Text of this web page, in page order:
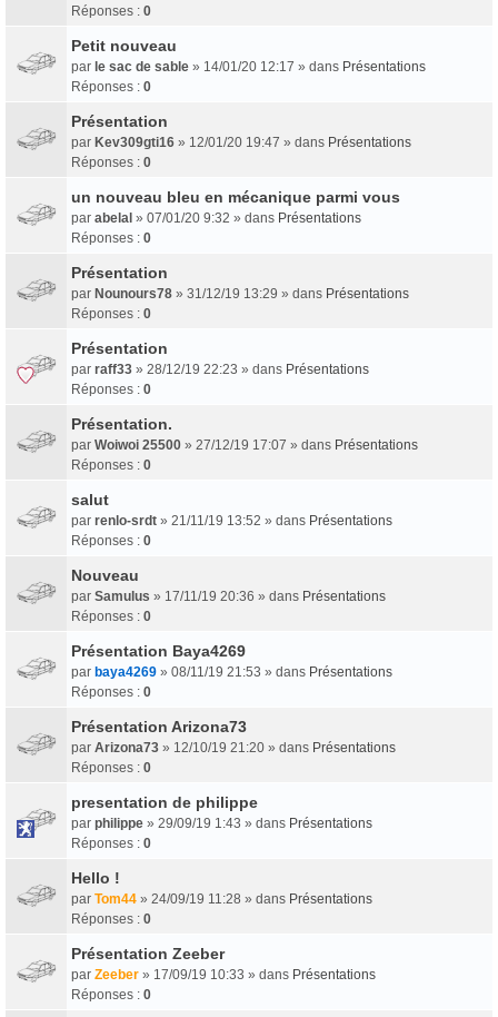
Réponses : 0
Petit nouveau
par le sac de sable » 14/01/20 12:17 » dans Présentations
Réponses : 0
Présentation
par Kev309gti16 » 12/01/20 19:47 » dans Présentations
Réponses : 0
un nouveau bleu en mécanique parmi vous
par abelal » 07/01/20 9:32 » dans Présentations
Réponses : 0
Présentation
par Nounours78 » 31/12/19 13:29 » dans Présentations
Réponses : 0
Présentation
par raff33 » 28/12/19 22:23 » dans Présentations
Réponses : 0
Présentation.
par Woiwoi 25500 » 27/12/19 17:07 » dans Présentations
Réponses : 0
salut
par renlo-srdt » 21/11/19 13:52 » dans Présentations
Réponses : 0
Nouveau
par Samulus » 17/11/19 20:36 » dans Présentations
Réponses : 0
Présentation Baya4269
par baya4269 » 08/11/19 21:53 » dans Présentations
Réponses : 0
Présentation Arizona73
par Arizona73 » 12/10/19 21:20 » dans Présentations
Réponses : 0
presentation de philippe
par philippe » 29/09/19 1:43 » dans Présentations
Réponses : 0
Hello !
par Tom44 » 24/09/19 11:28 » dans Présentations
Réponses : 0
Présentation Zeeber
par Zeeber » 17/09/19 10:33 » dans Présentations
Réponses : 0